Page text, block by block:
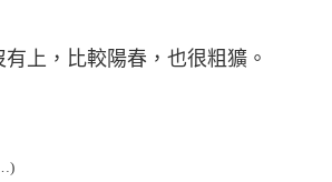
上，比較陽春，也很粗獷。
)